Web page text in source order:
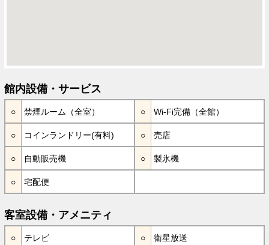
館内設備・サービス
禁煙ルーム（全室） Wi-Fi完備（全館）
コインランドリー(有料) 売店
自動販売機 製氷機
宅配便
客室設備・アメニティ
テレビ 衛星放送